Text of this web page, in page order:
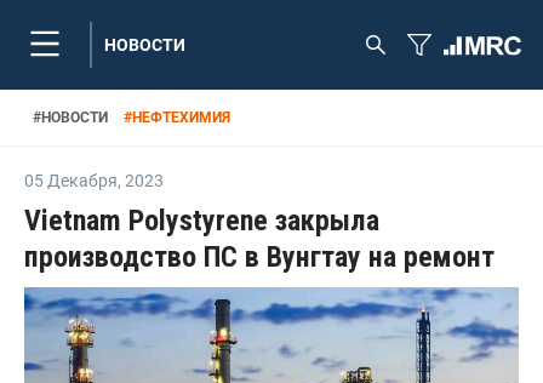
НОВОСТИ
#НОВОСТИ #НЕФТЕХИМИЯ
05 Декабря, 2023
Vietnam Polystyrene закрыла
производство ПС в Вунгтау на ремонт